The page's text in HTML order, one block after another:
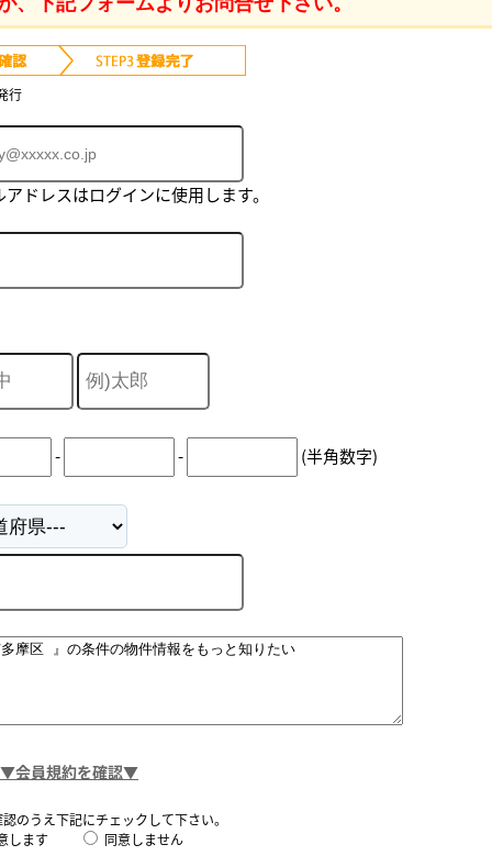
行
ドレスはログインに使用します。
- - (半角数字)
▼会員規約を確認▼
のうえ下記にチェックして下さい。
します
同意しません